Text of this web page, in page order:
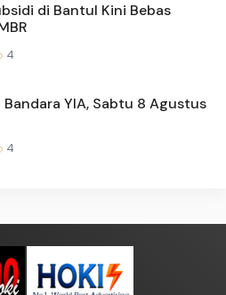
di Bantul Kini Bebas
4
YIA, Sabtu 8 Agustus
4